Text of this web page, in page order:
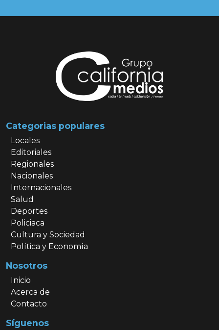
Categorias populares
Locales
Editoriales
Regionales
Nacionales
Internacionales
Salud
Deportes
Policiaca
Cultura y Sociedad
Política y Economía
Nosotros
Inicio
Acerca de
Contacto
Síguenos